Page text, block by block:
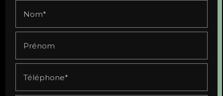
Nom*
Prénom
Téléphone*